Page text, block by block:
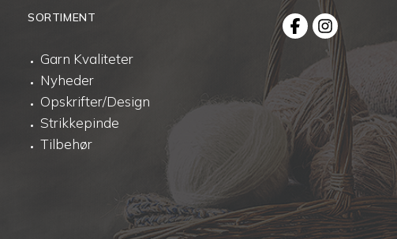
SORTIMENT
Garn Kvaliteter
Nyheder
Opskrifter/Design
Strikkepinde
Tilbehør